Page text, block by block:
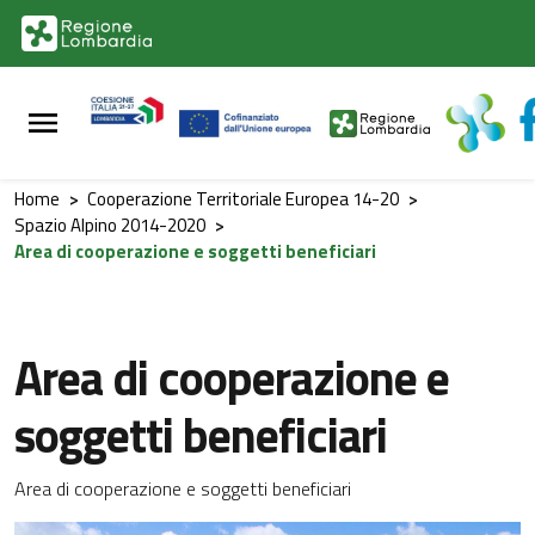
Vai al contenuto principale
Vai al footer
Home > Cooperazione Territoriale Europea 14-20 >
Spazio Alpino 2014-2020 >
Area di cooperazione e soggetti beneficiari
Area di cooperazione e
soggetti beneficiari
Area di cooperazione e soggetti beneficiari